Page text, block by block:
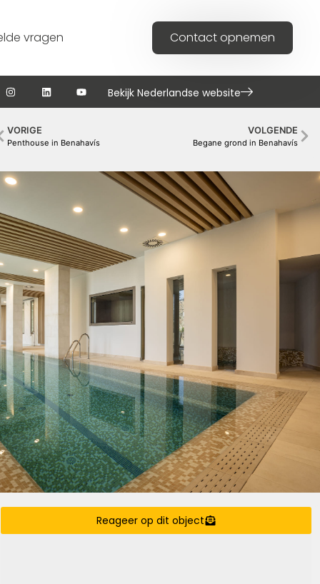
vragen Contact opnemen
Bekijk Nederlandse website
VORIGE
Penthouse in Benahavís
VOLGENDE
Begane grond in Benahavís
Reageer op dit object